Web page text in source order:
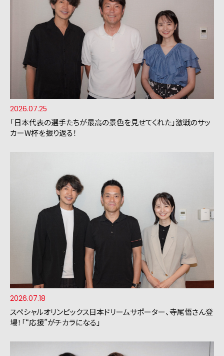
2026.07.25
「日本代表の選手たちが最高の景色を見せてくれた」激戦のサッ
カーW杯を振り返る！
2026.07.18
スペシャルオリンピックス日本ドリームサポーター、寺尾悟さん登
場！「“応援”がチカラになる」